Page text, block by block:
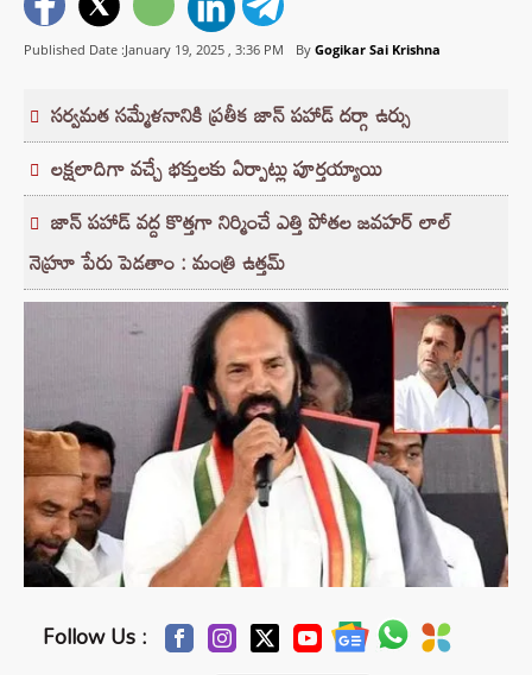
Published Date :January 19, 2025 , 3:36 PM By Gogikar Sai Krishna
సర్వమత సమ్మేళనానికి ప్రతీక జాన్ పహాడ్ దర్గా ఉర్సు
లక్షలాదిగా వచ్చే భక్తులకు ఏర్పాట్లు పూర్తయ్యాయి
జాన్ పహాడ్ వద్ద కొత్తగా నిర్మించే ఎత్తి పోతల జవహర్ లాల్
నెహ్రూ పేరు పెడతాం : మంత్రి ఉత్తమ్‌
Follow Us :